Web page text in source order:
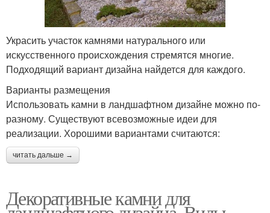
Украсить участок камнями натурального или
искусственного происхождения стремятся многие.
Подходящий вариант дизайна найдется для каждого.
Варианты размещения
Использовать камни в ландшафтном дизайне можно по-
разному. Существуют всевозможные идеи для
реализации. Хорошими вариантами считаются:
читать дальше →
Декоративные камни для